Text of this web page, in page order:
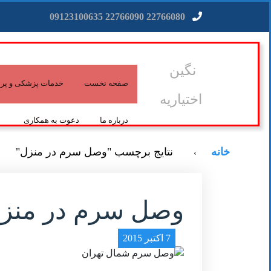
نگین
اختیاریه
صفحه نخست خدمات پزشکی و
درباره ما دعوت به همکاری
خانه › نتایج برچسب "وصل سرم در منزل"
وصل سرم در
7 اکتبر 2015